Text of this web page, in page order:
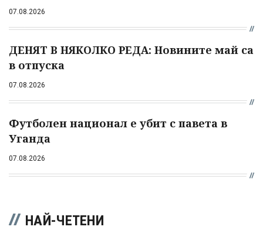
07.08.2026
ДЕНЯТ В НЯКОЛКО РЕДА: Новините май са
в отпуска
07.08.2026
Футболен национал е убит с павета в
Уганда
07.08.2026
НАЙ-ЧЕТЕНИ